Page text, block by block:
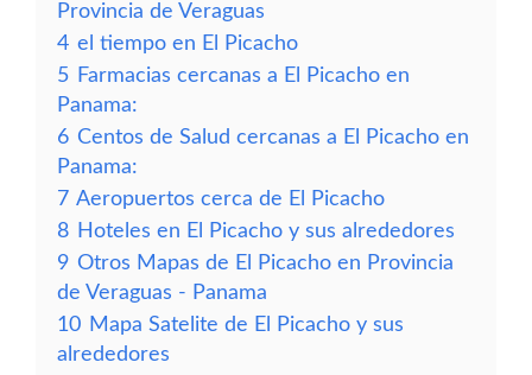
Provincia de Veraguas
4 el tiempo en El Picacho
5 Farmacias cercanas a El Picacho en
Panama:
6 Centos de Salud cercanas a El Picacho en
Panama:
7 Aeropuertos cerca de El Picacho
8 Hoteles en El Picacho y sus alrededores
9 Otros Mapas de El Picacho en Provincia
de Veraguas - Panama
10 Mapa Satelite de El Picacho y sus
alrededores